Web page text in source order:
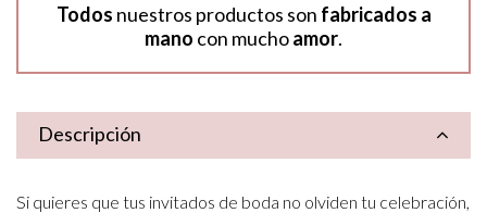
Todos nuestros productos son fabricados a
mano con muchoamor.
Descripción
Si quieres que tus invitados de boda no olviden tu celebración,